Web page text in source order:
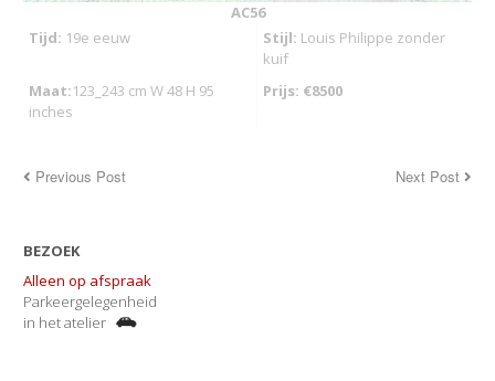
AC56
Tijd: 19e eeuw Stijl: Louis Philippe zonder
kuif
Maat:123_243 cm W 48 H 95
inches
Prijs: €8500
Previous Post Next Post
BEZOEK
Alleen op afspraak
Parkeergelegenheid
in het atelier